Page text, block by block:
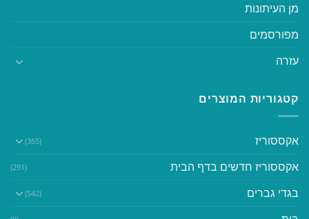
מן העיתונות
מפורסמים
עזרה
קטגוריות המוצרים
אקססוריז (365)
אקססוריז חדשים בדף הבית (291)
בגדי גברים (542)